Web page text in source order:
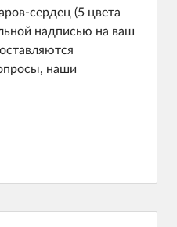
сердец (5 цвета
надписью на ваш
наши